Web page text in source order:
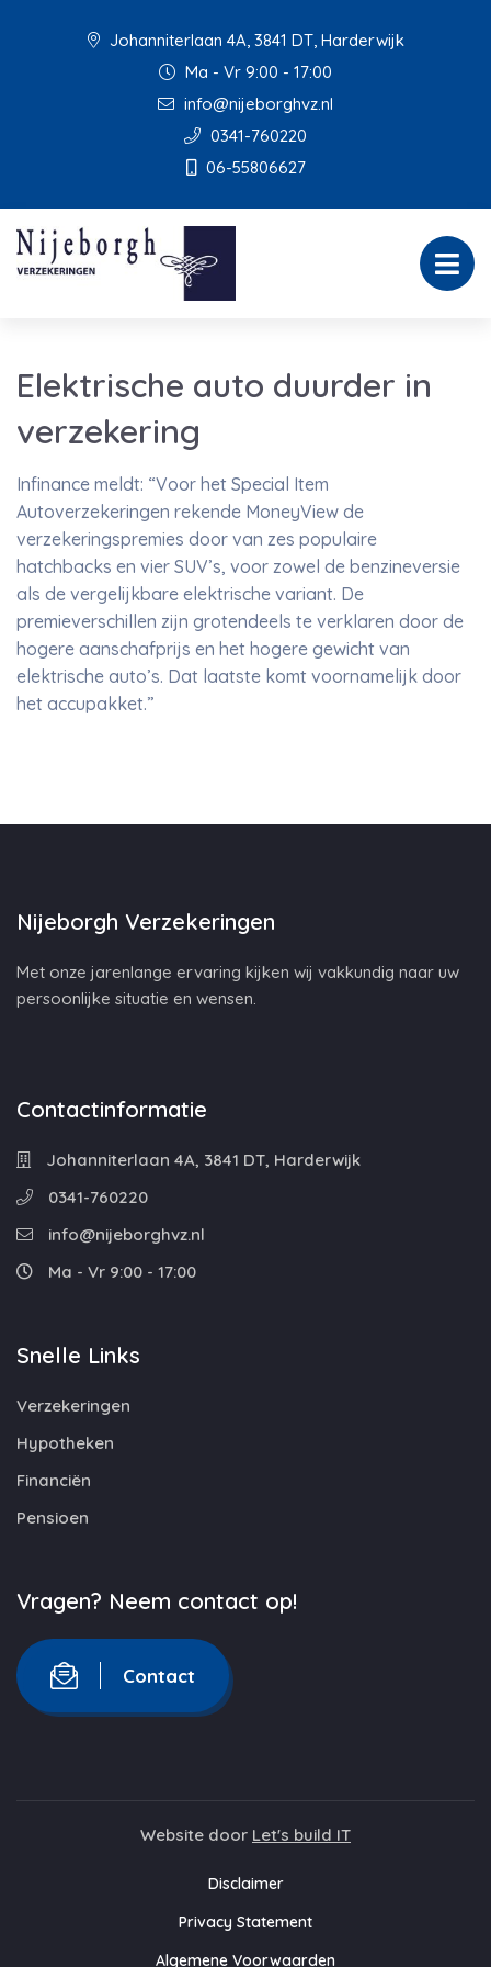
Johanniterlaan 4A, 3841 DT, Harderwijk
Ma - Vr 9:00 - 17:00
info@nijeborghvz.nl
0341-760220
06-55806627
Elektrische auto duurder in
verzekering
Infinance meldt: “Voor het Special Item
Autoverzekeringen rekende MoneyView de
verzekeringspremies door van zes populaire
hatchbacks en vier SUV’s, voor zowel de benzineversie
als de vergelijkbare elektrische variant. De
premieverschillen zijn grotendeels te verklaren door de
hogere aanschafprijs en het hogere gewicht van
elektrische auto’s. Dat laatste komt voornamelijk door
het accupakket.”
Nijeborgh Verzekeringen
Met onze jarenlange ervaring kijken wij vakkundig naar uw
persoonlijke situatie en wensen.
Contactinformatie
Johanniterlaan 4A, 3841 DT, Harderwijk
0341-760220
info@nijeborghvz.nl
Ma - Vr 9:00 - 17:00
Snelle Links
Verzekeringen
Hypotheken
Financiën
Pensioen
Vragen? Neem contact op!
Contact
Website door Let's build IT
Disclaimer
Privacy Statement
Algemene Voorwaarden